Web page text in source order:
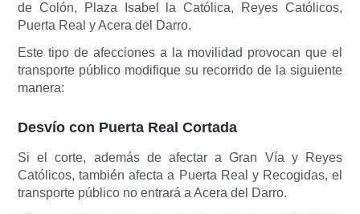
de Colón, Plaza Isabel la Católica, Reyes Católicos,
Puerta Real y Acera del Darro.
Este tipo de afecciones a la movilidad provocan que el
transporte público modifique su recorrido de la siguiente
manera:
Desvío con Puerta Real Cortada
Si el corte, además de afectar a Gran Vía y Reyes
Católicos, también afecta a Puerta Real y Recogidas, el
transporte público no entrará a Acera del Darro.